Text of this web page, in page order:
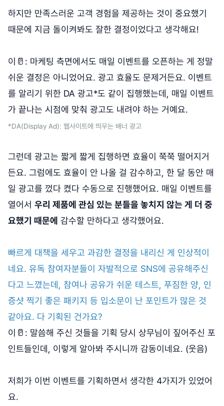
하지만 만족스러운 고객 경험을 제공하는 것이 중요했기
때문에 지금 돌이켜봐도 잘한 결정이었다고 생각해요!
이🥛: 마케팅 측면에서도 매일 이벤트를 오픈하는 게 정말
쉬운 결정은 아니었어요. 광고 효율도 문제거든요. 이벤트
를 알리기 위한 DA 광고*도 같이 집행했는데, 매일 이벤트
가 끝나는 시점에 맞춰 광고도 내려야 하는 거예요.
*DA(Display Ad): 웹사이트에 띄우는 배너 광고
그런데 광고는 짧게 짧게 집행하면 효율이 쭉쭉 떨어지거
든요. 그럼에도 효율이 안 나올 걸 감수하고, 한 달 동안 매
일 광고를 껐다 켰다 수동으로 진행했어요. 매일 이벤트를
열어서 우리 제품에 관심 있는 분들을 놓치지 않는 게 더 중
요했기 때문에 감수할 만하다고 생각했어요.
빠르게 대책을 세우고 과감한 결정을 내리신 게 인상적이
네요. 유독 참여자분들이 자발적으로 SNS에 공유해주신
다고 느꼈는데, 참여나 공유가 쉬운 테스트, 푸짐한 양, 인
증샷 찍기 좋은 패키지 등 입소문이 난 포인트가 많은 것
같아요. 다 기획된 건가요?
이🥛: 말씀해 주신 것들을 기획 당시 상무님이 짚어주신 포
인트들인데, 이렇게 알아봐 주시니까 감동이네요. (웃음)
저희가 이번 이벤트를 기획하면서 생각한 4가지가 있었어
요.